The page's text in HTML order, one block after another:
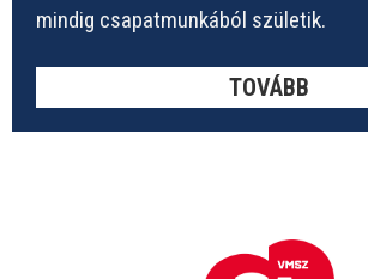
mindig csapatmunkából születik.
TOVÁBB